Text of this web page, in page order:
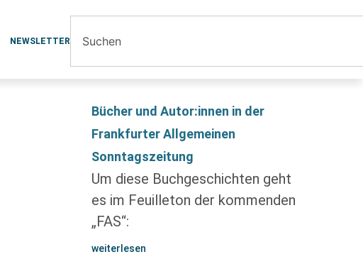
NEWSLETTER
Bücher und Autor:innen in der
Frankfurter Allgemeinen
Sonntagszeitung
Um diese Buchgeschichten geht
es im Feuilleton der kommenden
„FAS“:
weiterlesen